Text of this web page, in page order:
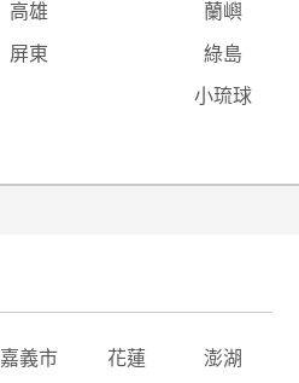
高雄 蘭嶼
屏東 綠島
小琉球
嘉義市 花蓮 澎湖